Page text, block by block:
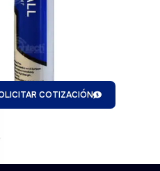
COTIZACIÓN